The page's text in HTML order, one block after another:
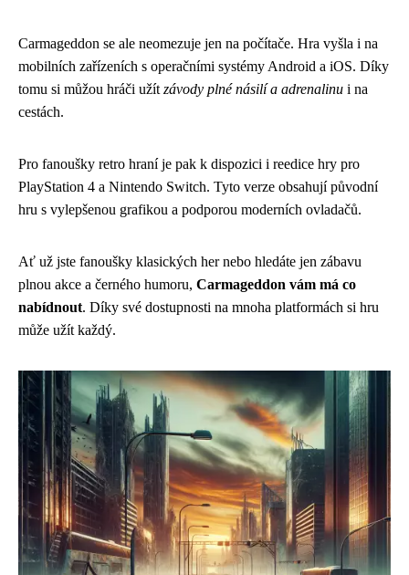
Carmageddon se ale neomezuje jen na počítače. Hra vyšla i na
mobilních zařízeních s operačními systémy Android a iOS. Díky
tomu si můžou hráči užít závody plné násilí a adrenalinu i na
cestách.
Pro fanoušky retro hraní je pak k dispozici i reedice hry pro
PlayStation 4 a Nintendo Switch. Tyto verze obsahují původní
hru s vylepšenou grafikou a podporou moderních ovladačů.
Ať už jste fanoušky klasických her nebo hledáte jen zábavu
plnou akce a černého humoru, Carmageddon vám má co
nabídnout. Díky své dostupnosti na mnoha platformách si hru
může užít každý.